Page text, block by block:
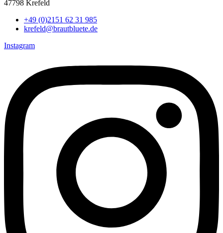
47798 Krefeld
+49 (0)2151 62 31 985
krefeld@brautbluete.de
Instagram